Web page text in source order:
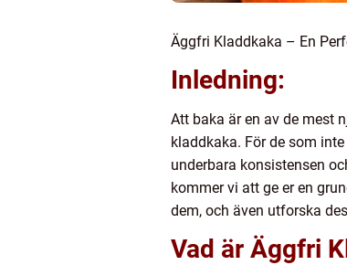
Äggfri Kladdkaka – En
Inledning:
Att baka är en av de mest
kladdkaka. För de som
underbara konsistensen
kommer vi att ge er en
dem, och även utforska
Vad är Äggfri